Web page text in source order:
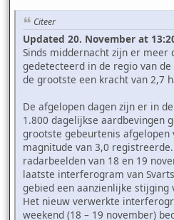
Citeer
Updated 20. November at
Sinds middernacht zijn er meer
gedetecteerd in de regio van
de grootste een kracht van 2,7
De afgelopen dagen zijn er in
1.800 dagelijkse aardbevingen
grootste gebeurtenis afgelopen
magnitude van 3,0
radarbeelden van 18 en 19
laatste interferogram van
gebied een aanzienlijke stijging
Het nieuw verwerkte
weekend (18 – 19 november)